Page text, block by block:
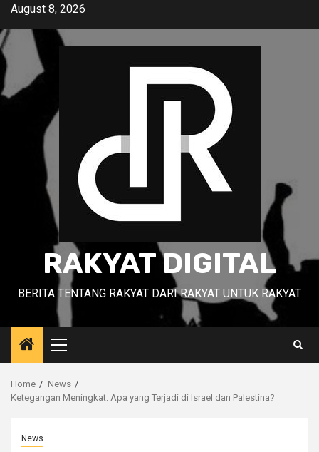
Skip
content
August 8, 2026
RAKYAT DIGITAL
BERITA TENTANG RAKYAT DARI RAKYAT UNTUK RAKYAT
Primary
Menu
Home
News
Ketegangan Meningkat: Apa yang Terjadi di Israel dan Palestina?
News